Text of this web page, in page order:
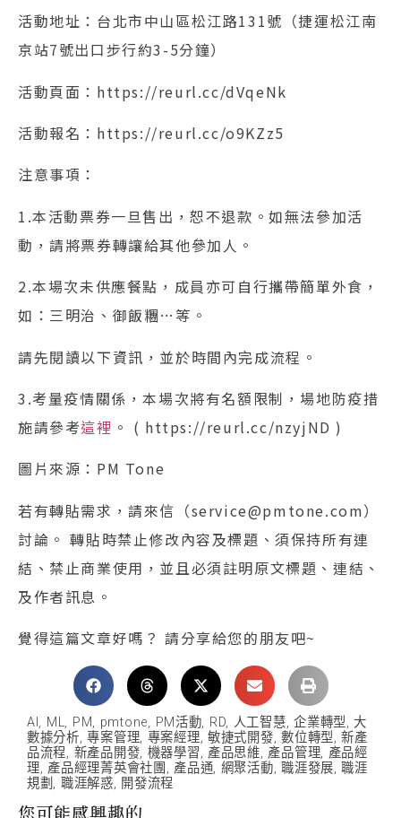
活動地址：台北市中山區松江路131號（捷運松江南
京站7號出口步行約3-5分鐘）
活動頁面：https://reurl.cc/dVqeNk
活動報名：https://reurl.cc/o9KZz5
注意事項：
1.本活動票券一旦售出，恕不退款。如無法參加活
動，請將票券轉讓給其他參加人。
2.本場次未供應餐點，成員亦可自行攜帶簡單外食，
如：三明治、御飯糰…等。
請先閱讀以下資訊，並於時間內完成流程。
3.考量疫情關係，本場次將有名額限制，場地防疫措
施請參考這裡 。 ( https://reurl.cc/nzyjND )
圖片來源：PM Tone
若有轉貼需求，請來信（service@pmtone.com）
討論。 轉貼時禁止修改內容及標題、須保持所有連
結、禁止商業使用，並且必須註明原文標題、連結、
及作者訊息。
覺得這篇文章好嗎？ 請分享給您的朋友吧~
AI , ML, PM, pmtone, PM活動, RD, 人工智慧,企業轉型, 大
數據分析,專案管理, 專案經理,敏捷式開發,數位轉型,新產
品流程, 新產品開發, 機器學習, 產品思維, 產品管理, 產品經
理, 產品經理菁英會社團 , 產品通, 網聚活動,職涯發展,職涯
規劃 , 職涯解惑, 開發流程
您可能感興趣的